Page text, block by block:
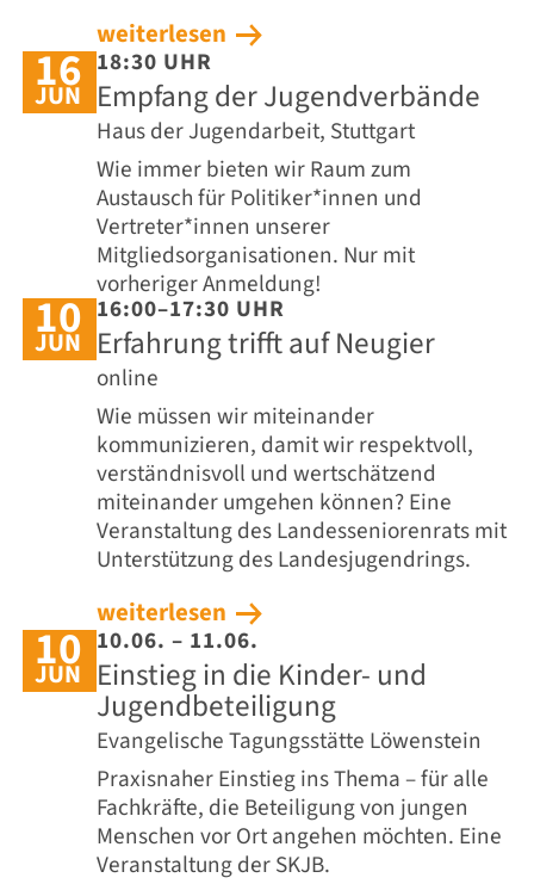
weiterlesen
16
JUN
18:30 UHR
Empfang der Jugendverbände
Haus der Jugendarbeit, Stuttgart
Wie immer bieten wir Raum zum
Austausch für Politiker*innen und
Vertreter*innen unserer
Mitgliedsorganisationen. Nur mit
vorheriger Anmeldung!
10
JUN
16:00–17:30 UHR
Erfahrung trifft auf Neugier
online
Wie müssen wir miteinander
kommunizieren, damit wir respektvoll,
verständnisvoll und wertschätzend
miteinander umgehen können? Eine
Veranstaltung des Landesseniorenrats mit
Unterstützung des Landesjugendrings.
weiterlesen
10
JUN
10.06. – 11.06.
Einstieg in die Kinder- und
Jugendbeteiligung
Evangelische Tagungsstätte Löwenstein
Praxisnaher Einstieg ins Thema – für alle
Fachkräfte, die Beteiligung von jungen
Menschen vor Ort angehen möchten. Eine
Veranstaltung der SKJB.